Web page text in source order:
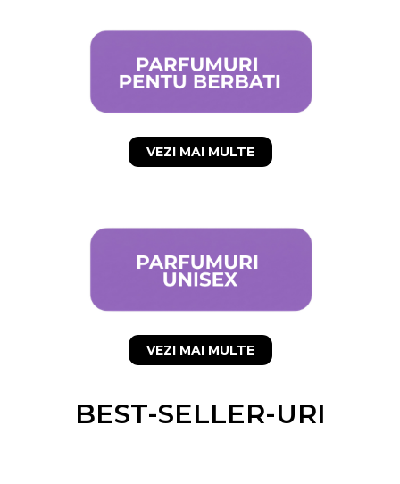
VEZI MAI MULTE
VEZI MAI MULTE
BEST-SELLER-URI